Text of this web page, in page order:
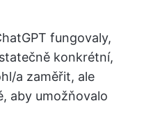
fungovaly,
konkrétní,
a zaměřit, ale
aby umožňovalo